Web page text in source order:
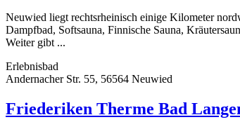
Neuwied liegt rechtsrheinisch einige Kilometer
Dampfbad, Softsauna, Finnische Sauna,
Weiter gibt ...
Erlebnisbad
Andernacher Str. 55, 56564 Neuwied
Friederiken Therme Bad